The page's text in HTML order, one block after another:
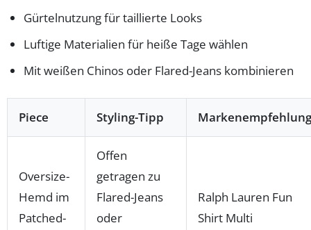
Gürtelnutzung für taillierte Looks
Luftige Materialien für heiße Tage wählen
Mit weißen Chinos oder Flared-Jeans kombinieren
Piece Styling-Tipp Markenempfehlung
Oversize-
Hemd im
Patched-
Offen
getragen zu
Flared-Jeans
oder
Ralph Lauren Fun
Shirt Multi